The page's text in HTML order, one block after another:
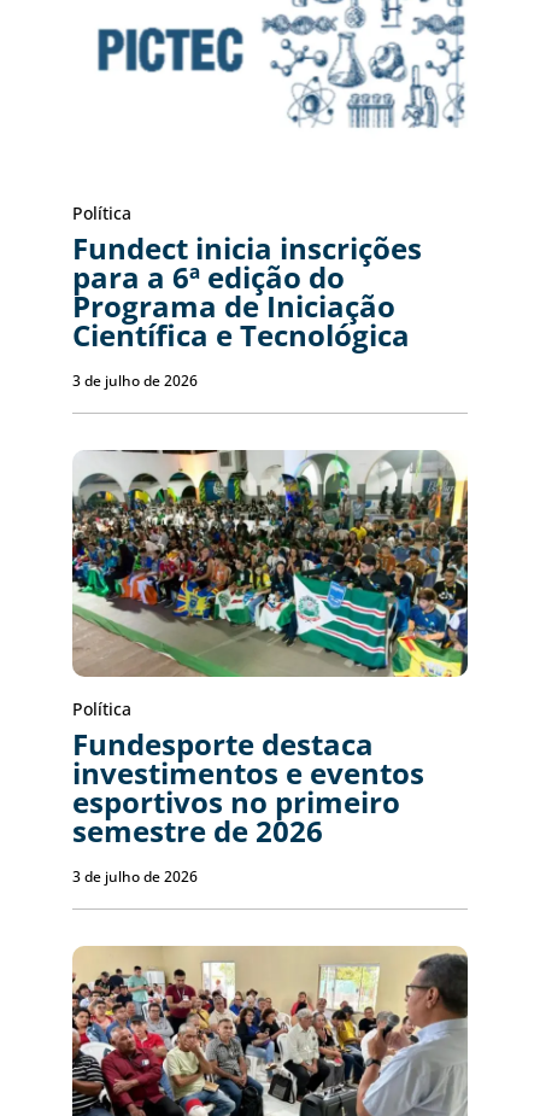
Política
Fundect inicia inscrições
para a 6ª edição do
Programa de Iniciação
Científica e Tecnológica
3 de julho de 2026
Política
Fundesporte destaca
investimentos e eventos
esportivos no primeiro
semestre de 2026
3 de julho de 2026